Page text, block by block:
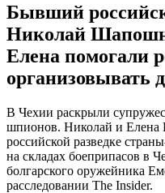
Бывший
Николай
Елена помогали
организовывать
В Чехии раскрыли
шпионов. Николай и
российской разведке
на складах боеприпасов в
болгарского оружейника
расследовании The Insider.